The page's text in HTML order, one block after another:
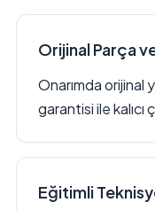
Orijinal Parça
Onarımda orijinal
garantisi ile kalıcı
Eğitimli